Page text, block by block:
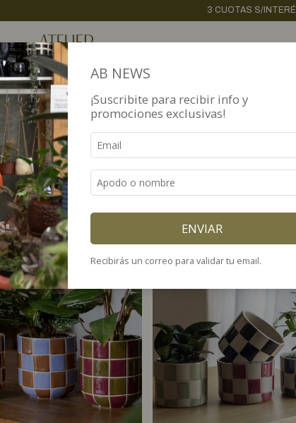
15% OFF VÍA TRANSFERENCIA ENVÍOS A
espacios chicos como mesas de luz o escritorios.
AB NEWS
¡Suscribite para recibir info y
promociones exclusivas!
ENVIAR
Recibirás un correo para validar tu email.